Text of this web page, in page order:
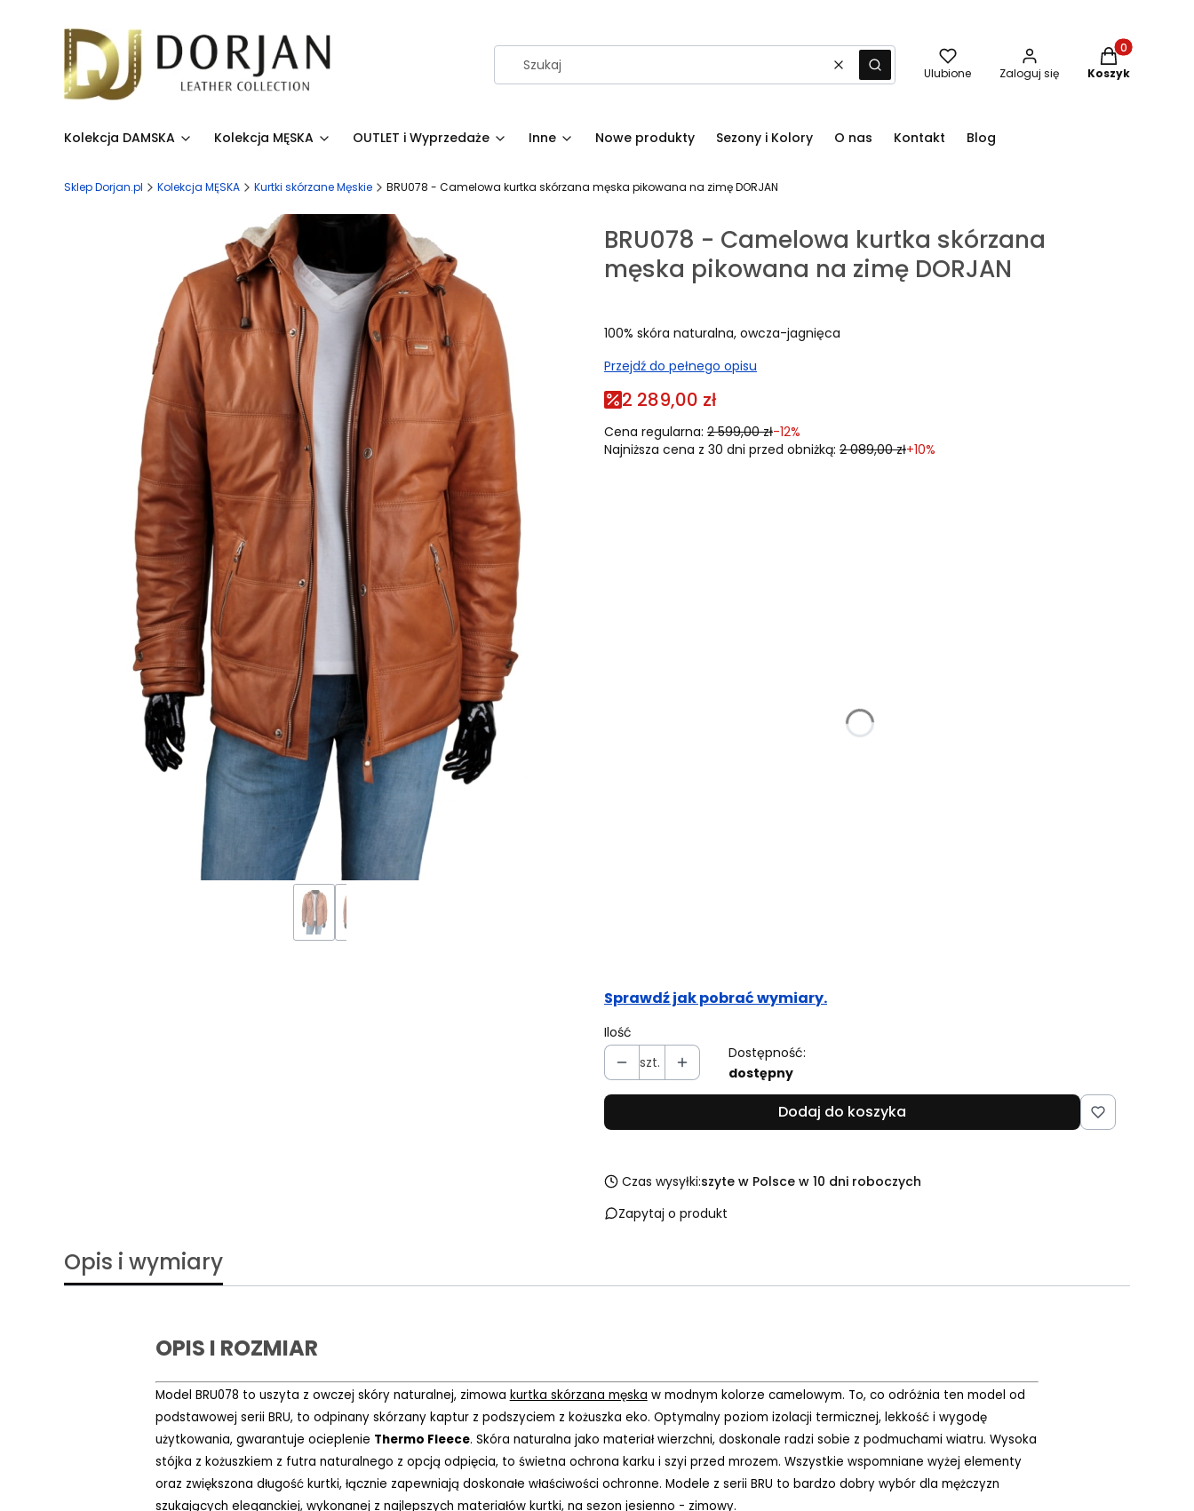
WyczyśćSzukaj Ulubione Zaloguj się
Produkty w
Koszyk
Kolekcja DAMSKA Kolekcja MĘSKA OUTLET i Wyprzedaże Inne Nowe produkty Sezony i Kolory O nas Kontakt Blog
Sklep Dorjan.pl Kolekcja MĘSKA Kurtki skórzane Męskie BRU078 - Camelowa kurtka skórzana męska pikowana na zimę DORJAN
BRU078 - Camelowa kurtka skórzana
męska pikowana na zimę DORJAN
100% skóra naturalna, owcza-jagnięca
Przejdź do pełnego opisu
2 289,00 zł
Cena regularna: 2 599,00 zł-12%
Najniższa cena z 30 dni przed obniżką: 2 089,00 zł+10%
Sprawdź jak pobrać wymiary.
Ilość
szt.
Dostępność:
dostępny
Dodaj do koszyka
Czas wysyłki:szyte w Polsce w 10 dni roboczych
Zapytaj o produkt
Opis i wymiary
OPIS I ROZMIAR
Model BRU078 to uszyta z owczej skóry naturalnej, zimowa kurtka skórzana męska w modnym kolorze camelowym. To, co odróżnia ten model od
podstawowej serii BRU, to odpinany skórzany kaptur z podszyciem z kożuszka eko. Optymalny poziom izolacji termicznej, lekkość i wygodę
użytkowania, gwarantuje ocieplenie Thermo Fleece. Skóra naturalna jako materiał wierzchni, doskonale radzi sobie z podmuchami wiatru. Wysoka
stójka z kożuszkiem z futra naturalnego z opcją odpięcia, to świetna ochrona karku i szyi przed mrozem. Wszystkie wspomniane wyżej elementy
oraz zwiększona długość kurtki, łącznie zapewniają doskonałe właściwości ochronne. Modele z serii BRU to bardzo dobry wybór dla mężczyzn
szukających eleganckiej, wykonanej z najlepszych materiałów kurtki, na sezon jesienno - zimowy.